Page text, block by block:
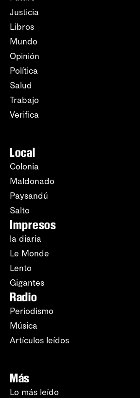
Justicia
Libros
Mundo
Opinión
Política
Salud
Trabajo
Verifica
Local
Colonia
Maldonado
Paysandú
Salto
Impresos
la diaria
Le Monde
Lento
Gigantes
Radio
Periodismo
Música
Artículos leídos
Más
Lo más leído